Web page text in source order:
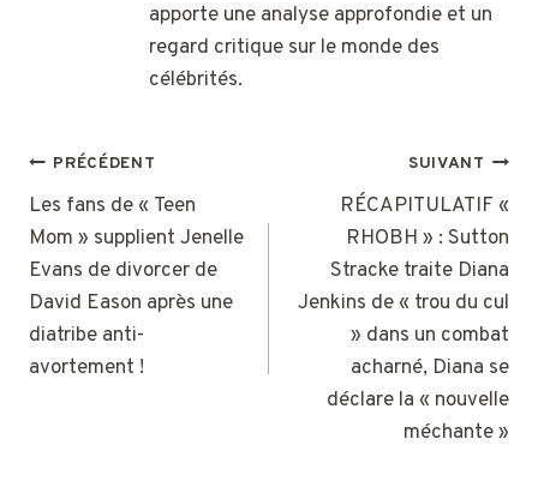
apporte une analyse approfondie et un
regard critique sur le monde des
célébrités.
NAVIGATION
DE
L’ARTICLE
PRÉCÉDENT
Les fans de « Teen
Mom » ​​supplient Jenelle
Evans de divorcer de
David Eason après une
diatribe anti-
avortement !
SUIVANT
RÉCAPITULATIF «
RHOBH » : Sutton
Stracke traite Diana
Jenkins de « trou du cul
» dans un combat
acharné, Diana se
déclare la « nouvelle
méchante »